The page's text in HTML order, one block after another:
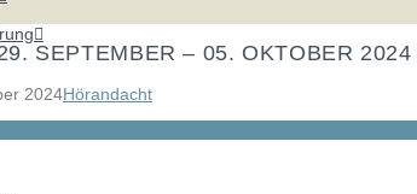
SEPTEMBER – 05. OKTOBER 2024
2024Hörandacht